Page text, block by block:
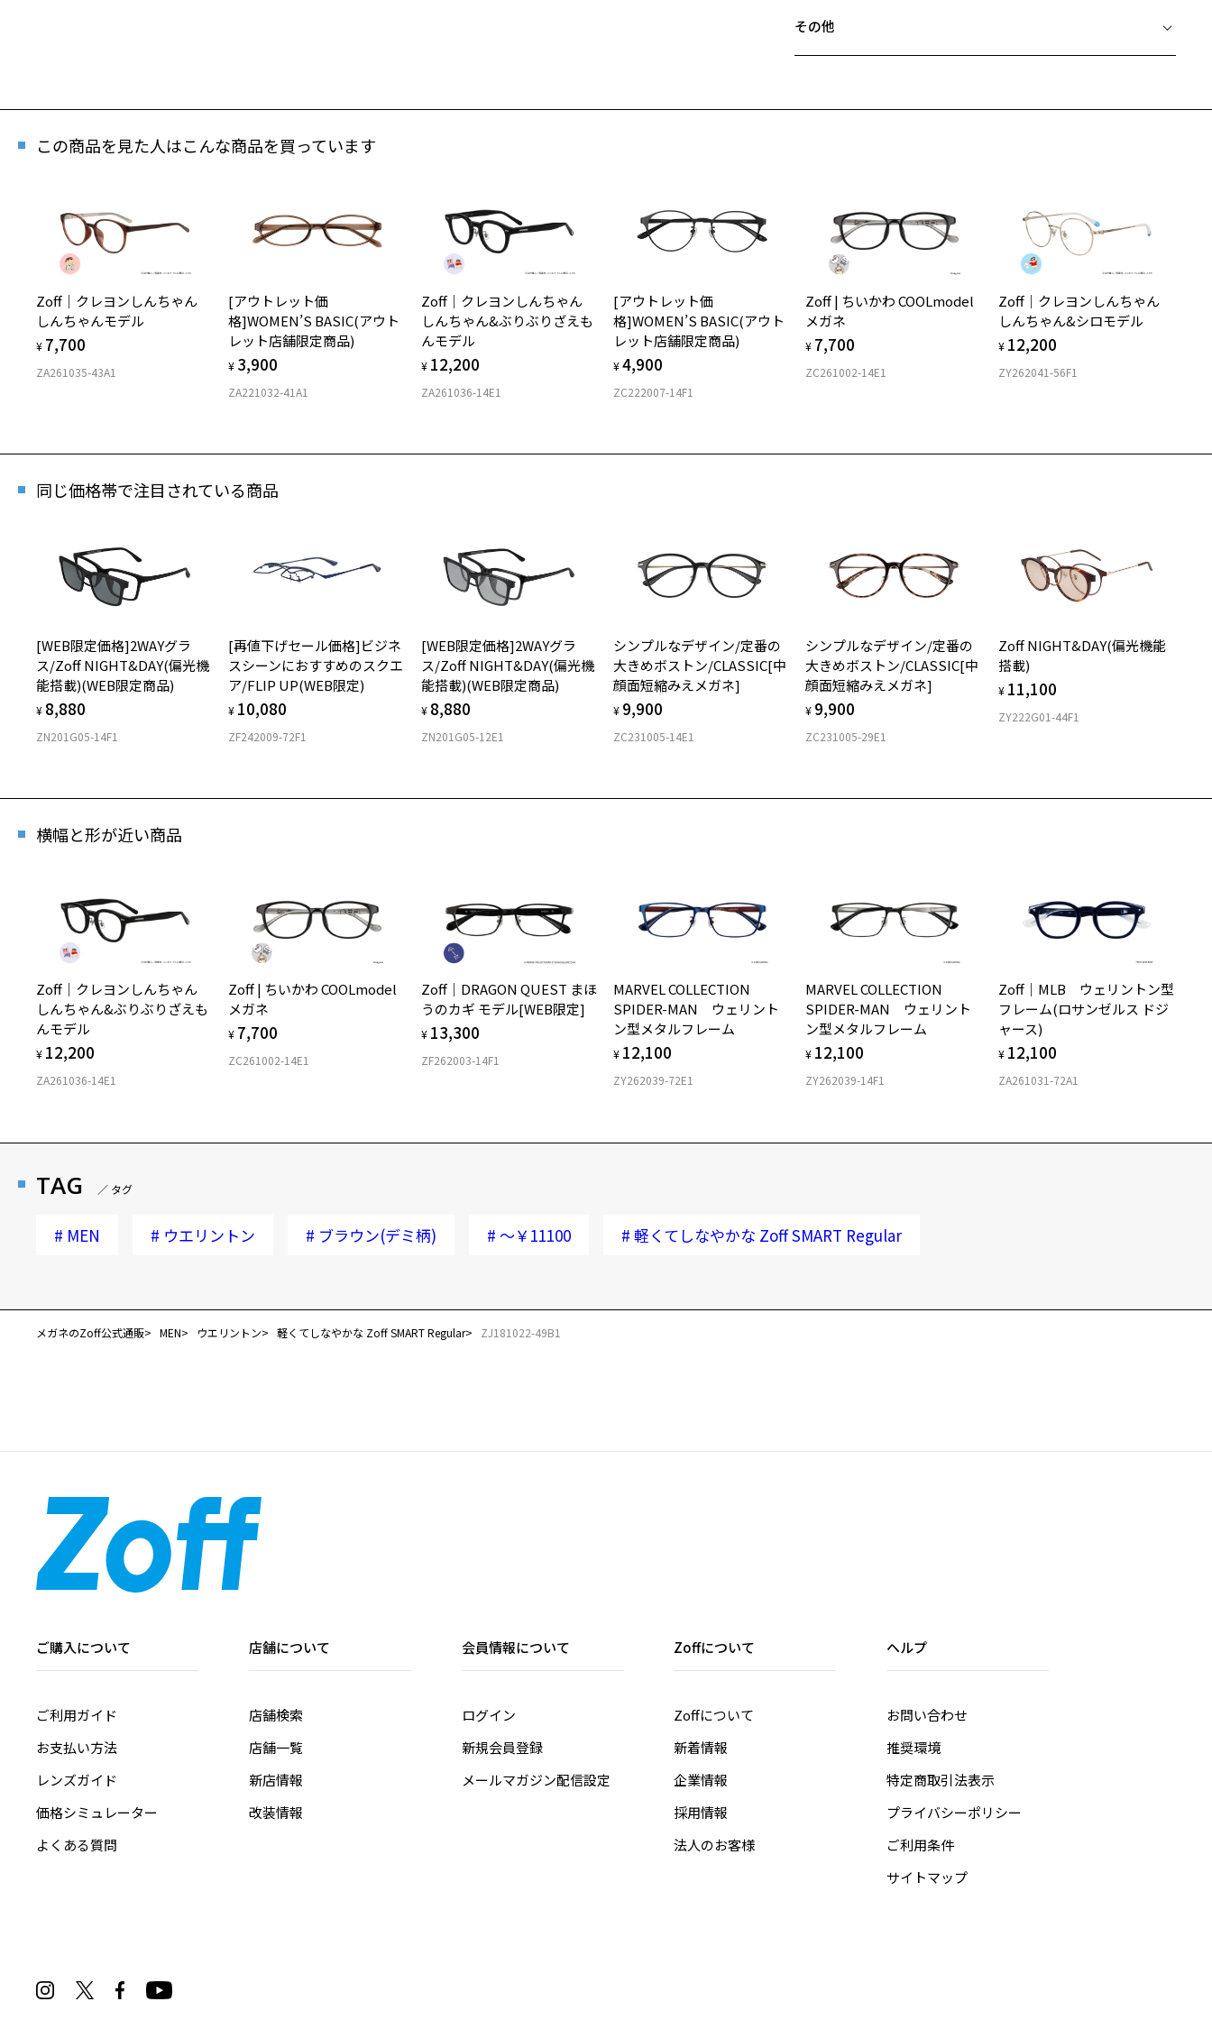
商品詳細ページへ
お持ちのZoffメガネサイズを確認するには？
仕上がり寸法
D 仕上がりの横幅：約140mm
E 仕上がりの縦幅：約37mm
ウエリントン
フロント素材：スーパーエンジニアリング・プラスチック
安心2 視力測定無料
視力の変化を早めに発見するために、定期的な視力測定をおす
すめいたします。
安心3 かかり具合調整無料
フレームの歪みやかかり具合の調整・クリーニングは、全国の
Zoff店舗にていつでも対応いたします。
その他
＜メガネの度数情報がわからない方へ＞
オンラインストアでフレームのみ購入して、
ご購入時に「レンズ交換券」をお選びいただくと、実店舗で度数を測定
のうえ、
度付きレンズ（標準セットレンズ）へ無料交換いただけます。
この商品を見た人はこんな商品を買っています
Zoff｜クレヨンしんちゃん
しんちゃんモデル
¥ 7,700
ZA261035-43A1
[アウトレット価
格]WOMEN’S BASIC(アウト
レット店舗限定商品)
¥ 3,900
ZA221032-41A1
Zoff｜クレヨンしんちゃん
しんちゃん&ぶりぶりざえも
んモデル
¥ 12,200
ZA261036-14E1
[アウトレット価
格]WOMEN’S BASIC(アウト
レット店舗限定商品)
¥4,900
ZC222007-14F1
Zoff | ちいかわ COOLmodel
メガネ
¥ 7,700
ZC261002-14E1
Zoff｜クレヨンしんちゃん
しんちゃん&シロモデル
¥ 12,200
ZY262041-56F1
同じ価格帯で注目されている商品
[WEB限定価格]2WAYグラ
ス/Zoff NIGHT&DAY(偏光機
能搭載)(WEB限定商品)
¥ 8,880
ZN201G05-14F1
[再値下げセール価格]ビジネ
スシーンにおすすめのスクエ
ア/FLIP UP(WEB限定)
¥ 10,080
ZF242009-72F1
[WEB限定価格]2WAYグラ
ス/Zoff NIGHT&DAY(偏光機
能搭載)(WEB限定商品)
¥ 8,880
ZN201G05-12E1
シンプルなデザイン/定番の
大きめボストン/CLASSIC[中
顔面短縮みえメガネ]
¥ 9,900
ZC231005-14E1
シンプルなデザイン/定番の
大きめボストン/CLASSIC[中
顔面短縮みえメガネ]
¥ 9,900
ZC231005-29E1
Zoff NIGHT&DAY(偏光機能
搭載)
¥ 11,100
ZY222G01-44F1
横幅と形が近い商品
Zoff｜クレヨンしんちゃん
しんちゃん&ぶりぶりざえも
んモデル
¥ 12,200
ZA261036-14E1
Zoff | ちいかわ COOLmodel
メガネ
¥ 7,700
ZC261002-14E1
Zoff｜DRAGON QUEST まほ
うのカギ モデル[WEB限定]
¥ 13,300
ZF262003-14F1
MARVEL COLLECTION
SPIDER-MAN ウェリント
ン型メタルフレーム
¥ 12,100
ZY262039-72E1
MARVEL COLLECTION
SPIDER-MAN ウェリント
ン型メタルフレーム
¥ 12,100
ZY262039-14F1
Zoff｜MLB ウェリントン型
フレーム(ロサンゼルス ドジ
ャース)
¥ 12,100
ZA261031-72A1
TAG ／ タグ
# MEN # ウエリントン # ブラウン(デミ柄) # ～￥11100 # 軽くてしなやかな Zoff SMART Regular
メガネのZoff公式通販 MEN ウエリントン 軽くてしなやかな Zoff SMART Regular ZJ181022-49B1
ご購入について
ご利用ガイド
お支払い方法
レンズガイド
価格シミュレーター
よくある質問
店舗について
店舗検索
店舗一覧
新店情報
改装情報
会員情報について
ログイン
新規会員登録
メールマガジン配信設定
Zoffについて
Zoffについて
新着情報
企業情報
採用情報
法人のお客様
ヘルプ
お問い合わせ
推奨環境
特定商取引法表示
プライバシーポリシー
ご利用条件
サイトマップ